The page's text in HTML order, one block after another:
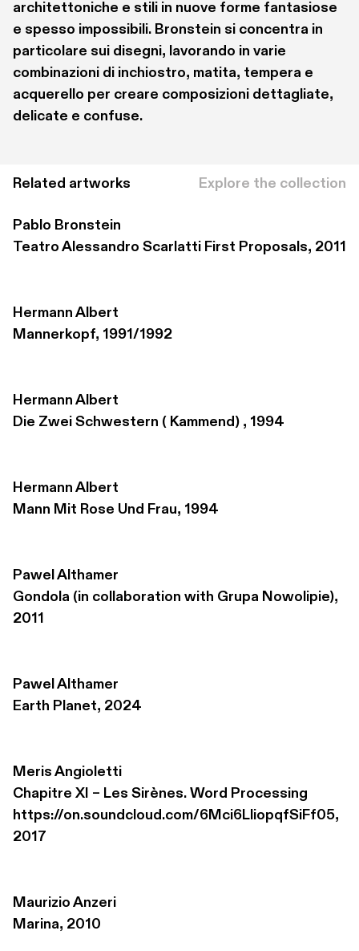
architettoniche e stili in nuove forme fantasiose
e spesso impossibili. Bronstein si concentra in
particolare sui disegni, lavorando in varie
combinazioni di inchiostro, matita, tempera e
acquerello per creare composizioni dettagliate,
delicate e confuse.
Related artworks Explore the collection
Pablo Bronstein
Teatro Alessandro Scarlatti First Proposals, 2011
Hermann Albert
Mannerkopf, 1991/1992
Hermann Albert
Die Zwei Schwestern ( Kammend) , 1994
Hermann Albert
Mann Mit Rose Und Frau, 1994
Pawel Althamer
Gondola (in collaboration with Grupa Nowolipie),
2011
Pawel Althamer
Earth Planet, 2024
Meris Angioletti
Chapitre XI – Les Sirènes. Word Processing
https://on.soundcloud.com/6Mci6LliopqfSiFf05,
2017
Maurizio Anzeri
Marina, 2010